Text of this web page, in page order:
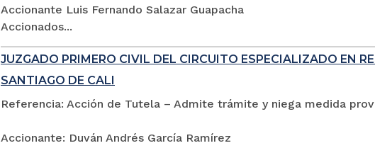
Accionante Luis Fernando Salazar Guapacha
Accionados...
JUZGADO PRIMERO CIVIL DEL CIRCUITO ESPECIALIZADO EN
SANTIAGO DE CALI
Referencia: Acción de Tutela – Admite trámite y niega medida
Accionante: Duván Andrés García Ramírez